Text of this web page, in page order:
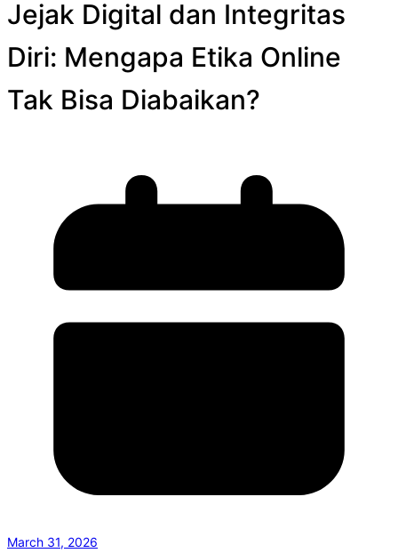
Jejak Digital dan Integritas
Diri: Mengapa Etika Online
Tak Bisa Diabaikan?
March 31, 2026